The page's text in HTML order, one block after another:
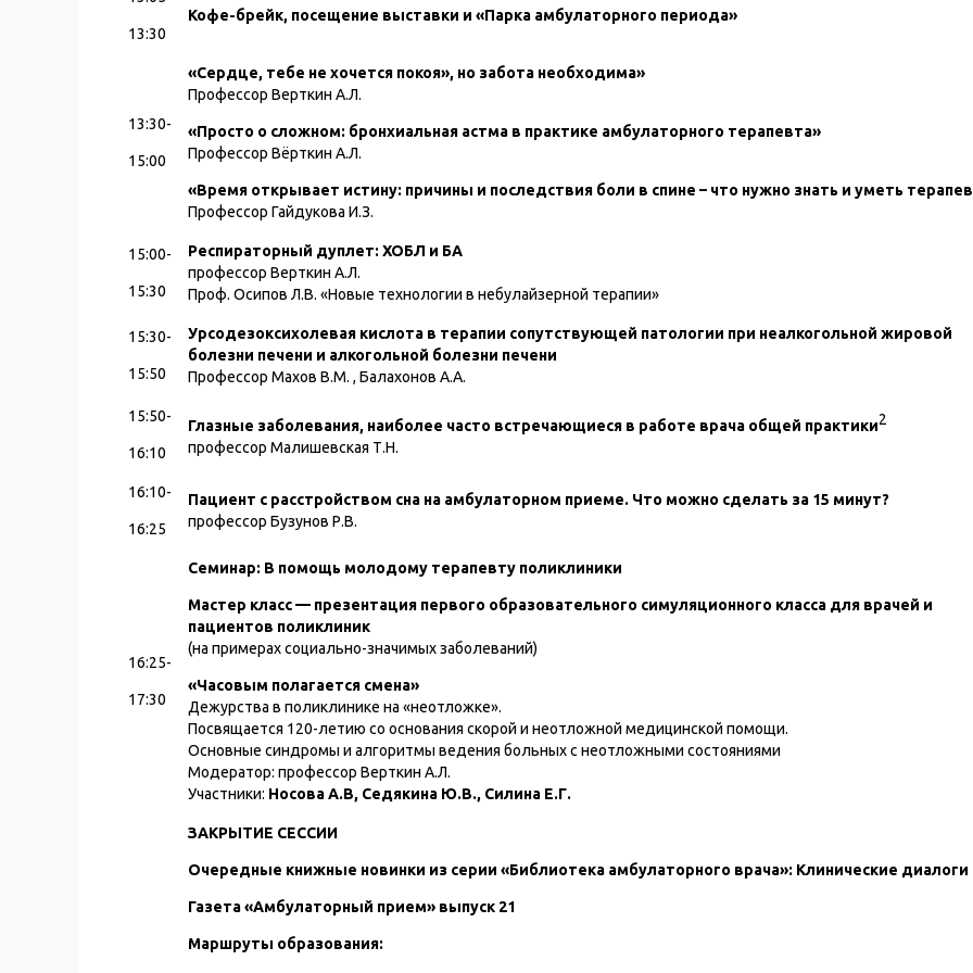
13:30
Кофе-брейк, посещение выставки и «Парка амбулаторного периода»
13:30-
15:00
«Сердце, тебе не хочется покоя», но забота необходима»
Профессор Верткин А.Л.
«Просто о сложном: бронхиальная астма в практике амбулаторного терапевта»
Профессор Вёрткин А.Л.
«Время открывает истину: причины и последствия боли в спине – что нужно знать и уметь
Профессор Гайдукова И.З.
15:00-
15:30
Респираторный дуплет: ХОБЛ и БА
профессор Верткин А.Л.
Проф. Осипов Л.В. «Новые технологии в небулайзерной терапии»
15:30-
15:50
Урсодезоксихолевая кислота в терапии сопутствующей патологии при неалкогольной жировой
болезни печени и алкогольной болезни печени
Профессор Махов В.М. , Балахонов А.А.
15:50-
16:10
Глазные заболевания, наиболее часто встречающиеся в работе врача общей практики2
профессор Малишевская Т.Н.
16:10-
16:25
Пациент с расстройством сна на амбулаторном приеме. Что можно сделать за 15 минут?
профессор Бузунов Р.В.
16:25-
17:30
Семинар: В помощь молодому терапевту поликлиники
Мастер класс — презентация первого образовательного симуляционного класса для врачей и
пациентов поликлиник
(на примерах социально-значимых заболеваний)
«Часовым полагается смена»
Дежурства в поликлинике на «неотложке».
Посвящается 120-летию со основания скорой и неотложной медицинской помощи.
Основные синдромы и алгоритмы ведения больных с неотложными состояниями
Модератор: профессор Верткин А.Л.
Участники: Носова А.В, Седякина Ю.В., Силина Е.Г.
ЗАКРЫТИЕ СЕССИИ
Очередные книжные новинки из серии «Библиотека амбулаторного врача»: Клинические диалоги
Газета «Амбулаторный прием» выпуск 21
Маршруты образования: